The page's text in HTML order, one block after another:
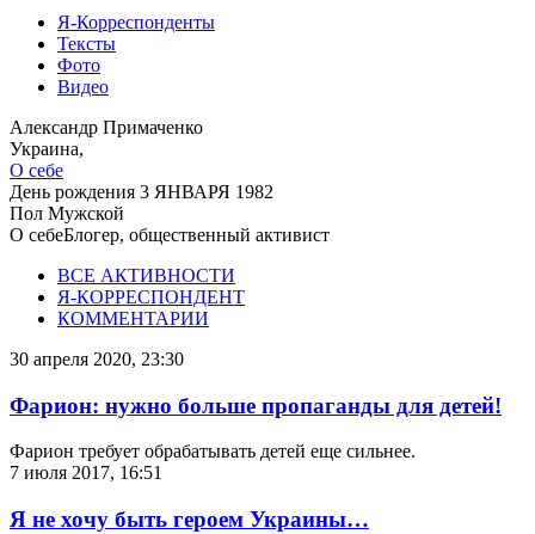
Я-Корреспонденты
Тексты
Фото
Видео
Александр Примаченко
Украина,
О себе
День рождения 3 ЯНВАРЯ 1982
Пол Мужской
О себеБлогер, общественный активист
ВСЕ АКТИВНОСТИ
Я-КОРРЕСПОНДЕНТ
КОММЕНТАРИИ
30 апреля 2020, 23:30
Фарион: нужно больше пропаганды для детей!
Фарион требует обрабатывать детей еще сильнее.
7 июля 2017, 16:51
Я не хочу быть героем Украины…